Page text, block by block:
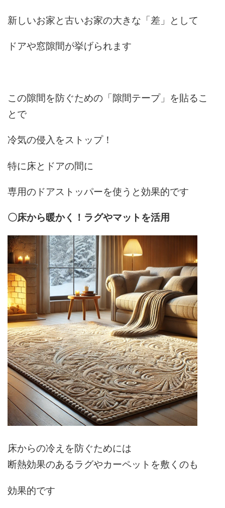
新しいお家と古いお家の大きな「差」として
ドアや窓隙間が挙げられます
この隙間を防ぐための「隙間テープ」を貼るこ
とで
冷気の侵入をストップ！
特に床とドアの間に
専用のドアストッパーを使うと効果的です
〇床から暖かく！ラグやマットを活用
床からの冷えを防ぐためには
断熱効果のあるラグやカーペットを敷くのも
効果的です